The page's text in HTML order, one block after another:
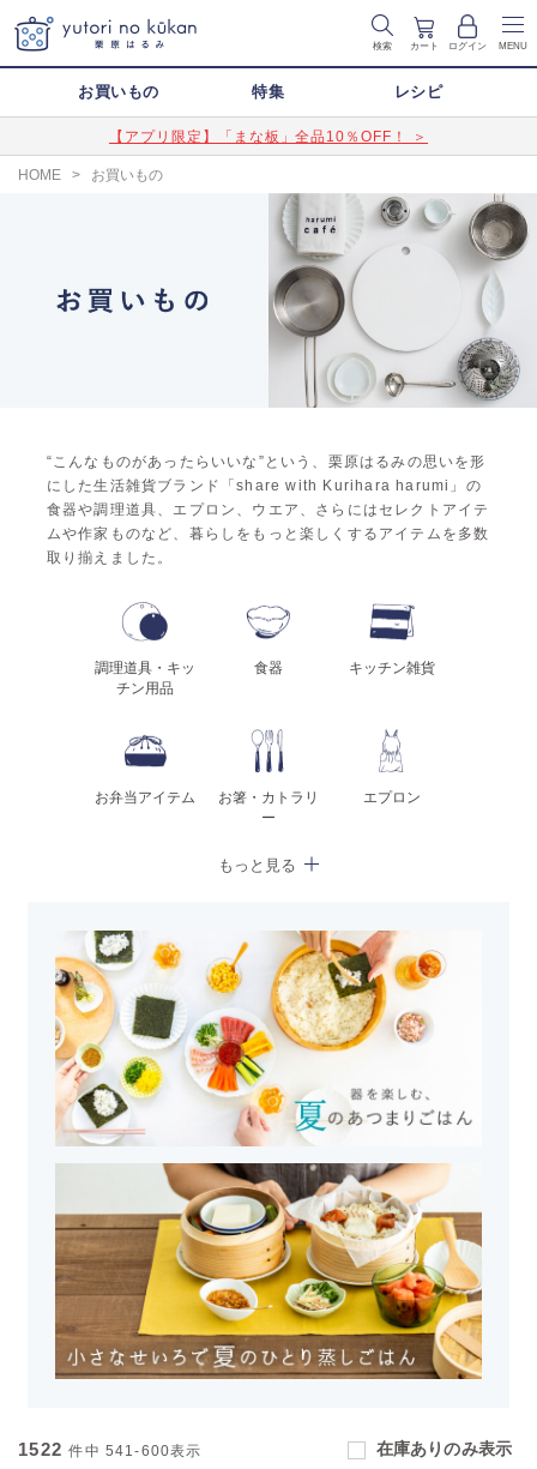
検索 カート ログイン MENU
お買いもの 特集 レシピ
【アプリ限定】「まな板」全品10％OFF！ ＞
HOME > お買いもの
“こんなものがあったらいいな”という、栗原はるみの思いを形
にした生活雑貨ブランド「share with Kurihara harumi」の
食器や調理道具、エプロン、ウエア、さらにはセレクトアイテ
ムや作家ものなど、暮らしをもっと楽しくするアイテムを多数
取り揃えました。
調理道具・キッ
チン用品
食器 キッチン雑貨
お弁当アイテム
お箸・カトラリ
ー
エプロン
1522 件中 541-600表示 在庫ありのみ表示